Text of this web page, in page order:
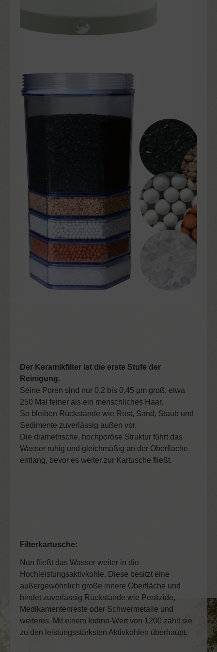
Der Keramikfilter ist die erste Stufe der
Reinigung.
Seine Poren sind nur 0,2 bis 0,45 µm groß, etwa
250 Mal feiner als ein menschliches Haar.
So bleiben Rückstände wie Rost, Sand, Staub und
Sedimente zuverlässig außen vor.
Die diametrische, hochporöse Struktur führt das
Wasser ruhig und gleichmäßig an der Oberfläche
entlang, bevor es weiter zur Kartusche fließt.
Filterkartusche:
Nun fließt das Wasser weiter in die
Hochleistungsaktivkohle. Diese besitzt eine
außergewöhnlich große innere Oberfläche und
bindet zuverlässig Rückstände wie Pestizide,
Medikamentenreste oder Schwermetalle und
weiteres. Mit einem Iodine-Wert von 1200 zählt sie
zu den leistungsstärksten Aktivkohlen überhaupt.